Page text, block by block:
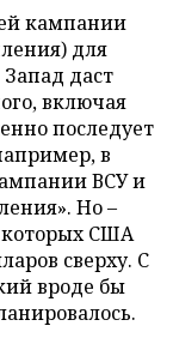
кампании
для
даст
включая
последует
в
ВСУ и
Но –
которых США
сверху. С
вроде бы